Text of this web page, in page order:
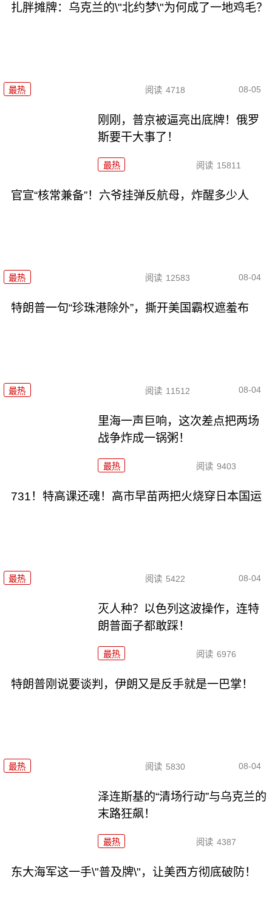
扎胖摊牌：乌克兰的\"北约梦\"为何成了一地鸡毛？
最热 阅读 4718 08-05
刚刚，普京被逼亮出底牌！俄罗
斯要干大事了！
最热 阅读 15811
官宣“核常兼备”！六爷挂弹反航母，炸醒多少人
最热 阅读 12583 08-04
特朗普一句“珍珠港除外”，撕开美国霸权遮羞布
最热 阅读 11512 08-04
里海一声巨响，这次差点把两场
战争炸成一锅粥！
最热 阅读 9403
731！特高课还魂！高市早苗两把火烧穿日本国运
最热 阅读 5422 08-04
灭人种？以色列这波操作，连特
朗普面子都敢踩！
最热 阅读 6976
特朗普刚说要谈判，伊朗又是反手就是一巴掌！
最热 阅读 5830 08-04
泽连斯基的“清场行动”与乌克兰的
末路狂飙！
最热 阅读 4387
东大海军这一手\"普及牌\"，让美西方彻底破防！